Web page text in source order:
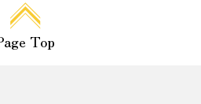
学校理念
Top